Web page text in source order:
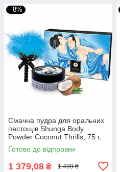
–8%
Смачна пудра для оральних
пестощів Shunga Body
Powder Coconut Thrills, 75 г,
аромат кокоса
Готово до відправки
1 379,08 ₴ 1 499 ₴